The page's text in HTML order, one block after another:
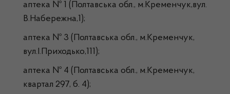
аптека № 1 (Полтавська обл., м.Кременчук,вул.
В.Набережна,1);
аптека № 3 (Полтавська обл., м.Кременчук,
вул.І.Приходько,111);
аптека № 4 (Полтавська обл., м.Кременчук,
квартал 297, б. 4);